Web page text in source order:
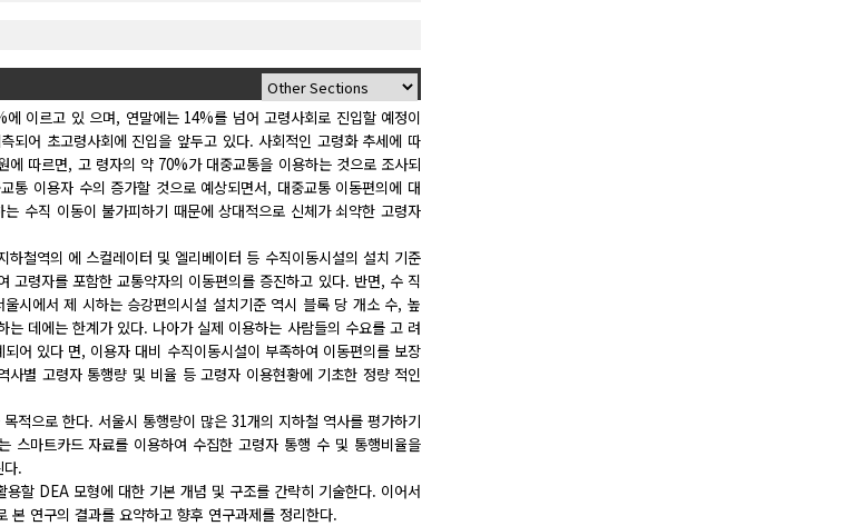
이르고 있 으며, 연말에는 14%를 넘어 고령사회로 진입할 예정이
어 초고령사회에 진입을 앞두고 있다. 사회적인 고령화 추세에 따
따르면, 고 령자의 약 70%가 대중교통을 이용하는 것으로 조사되
통 이용자 수의 증가할 것으로 예상되면서, 대중교통 이동편의에 대
수직 이동이 불가피하기 때문에 상대적으로 신체가 쇠약한 고령자
철역의 에 스컬레이터 및 엘리베이터 등 수직이동시설의 설치 기준
고령자를 포함한 교통약자의 이동편의를 증진하고 있다. 반면, 수 직
시에서 제 시하는 승강편의시설 설치기준 역시 블록 당 개소 수, 높
데에는 한계가 있다. 나아가 실제 이용하는 사람들의 수요를 고 려
어 있다 면, 이용자 대비 수직이동시설이 부족하여 이동편의를 보장
별 고령자 통행량 및 비율 등 고령자 이용현황에 기초한 정량 적인
적으로 한다. 서울시 통행량이 많은 31개의 지하철 역사를 평가하기
마트카드 자료를 이용하여 수집한 고령자 통행 수 및 통행비율을
다.
할 DEA 모형에 대한 기본 개념 및 구조를 간략히 기술한다. 이어서
연구의 결과를 요약하고 향후 연구과제를 정리한다.